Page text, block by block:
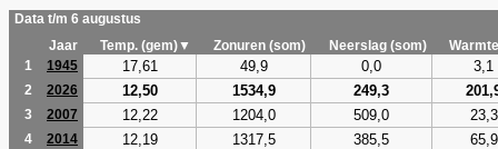
Data t/m 6 augustus
Jaar
Temp. (gem)▼ Zonuren (som) Neerslag (som)
1
1945 17,61 49,9 0,0 3,1
2 2026 12,50 1534,9 249,3
3 2007 12,22 1204,0 509,0 23,3
4 2014 12,19 1317,5 385,5 65,9